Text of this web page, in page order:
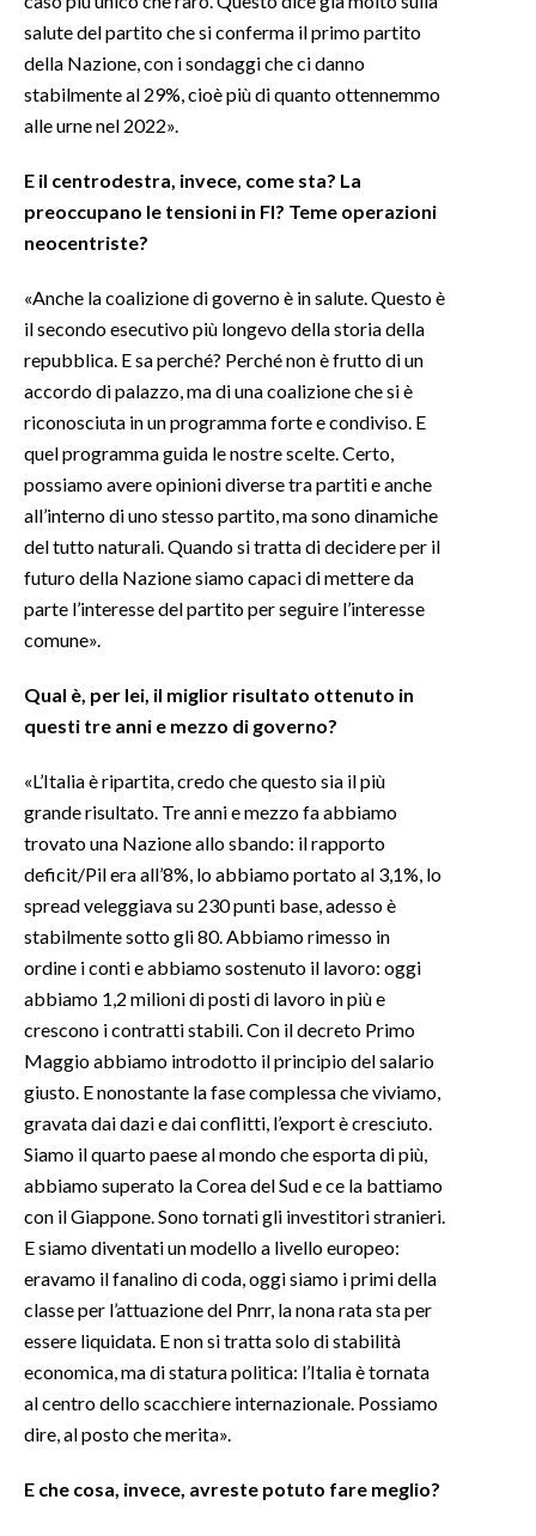
salute del partito che si conferma il primo partito
della Nazione, con i sondaggi che ci danno
stabilmente al 29%, cioè più di quanto ottennemmo
alle urne nel 2022».
E il centrodestra, invece, come sta? La
preoccupano le tensioni in FI? Teme operazioni
neocentriste?
«Anche la coalizione di governo è in salute. Questo è
il secondo esecutivo più longevo della storia della
repubblica. E sa perché? Perché non è frutto di un
accordo di palazzo, ma di una coalizione che si è
riconosciuta in un programma forte e condiviso. E
quel programma guida le nostre scelte. Certo,
possiamo avere opinioni diverse tra partiti e anche
all’interno di uno stesso partito, ma sono dinamiche
del tutto naturali. Quando si tratta di decidere per il
futuro della Nazione siamo capaci di mettere da
parte l’interesse del partito per seguire l’interesse
comune».
Qual è, per lei, il miglior risultato ottenuto in
questi tre anni e mezzo di governo?
«L’Italia è ripartita, credo che questo sia il più
grande risultato. Tre anni e mezzo fa abbiamo
trovato una Nazione allo sbando: il rapporto
deficit/Pil era all’8%, lo abbiamo portato al 3,1%, lo
spread veleggiava su 230 punti base, adesso è
stabilmente sotto gli 80. Abbiamo rimesso in
ordine i conti e abbiamo sostenuto il lavoro: oggi
abbiamo 1,2 milioni di posti di lavoro in più e
crescono i contratti stabili. Con il decreto Primo
Maggio abbiamo introdotto il principio del salario
giusto. E nonostante la fase complessa che viviamo,
gravata dai dazi e dai conflitti, l’export è cresciuto.
Siamo il quarto paese al mondo che esporta di più,
abbiamo superato la Corea del Sud e ce la battiamo
con il Giappone. Sono tornati gli investitori stranieri.
E siamo diventati un modello a livello europeo:
eravamo il fanalino di coda, oggi siamo i primi della
classe per l’attuazione del Pnrr, la nona rata sta per
essere liquidata. E non si tratta solo di stabilità
economica, ma di statura politica: l’Italia è tornata
al centro dello scacchiere internazionale. Possiamo
dire, al posto che merita».
E che cosa, invece, avreste potuto fare meglio?